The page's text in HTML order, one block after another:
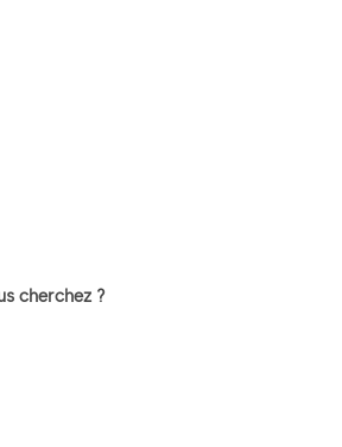
cherchez ?